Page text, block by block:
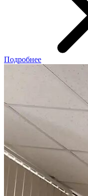
Подробнее